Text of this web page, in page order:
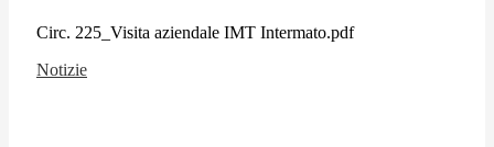
Circ. 225_Visita aziendale IMT Intermato.pdf
Notizie